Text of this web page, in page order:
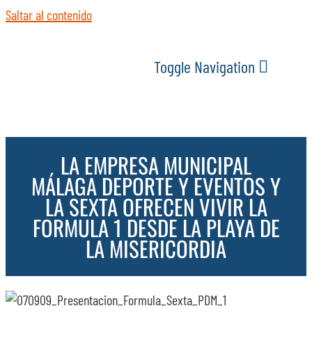
Saltar al contenido
Toggle Navigation
ACTUALIDAD
SERVICIOS
EVENTOS
ESPACIOS
LA EMPRESA MUNICIPAL
MÁLAGA DEPORTE Y EVENTOS Y
LA SEXTA OFRECEN VIVIR LA
FORMULA 1 DESDE LA PLAYA DE
LA MISERICORDIA